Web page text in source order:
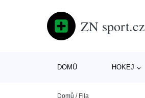
ZN sport.cz
DOMŮ HOKEJ
Domů / Fila